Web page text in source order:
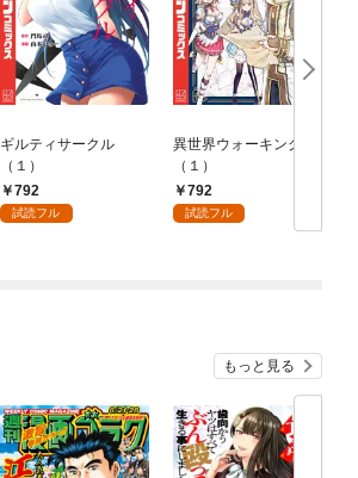
ギルティサークル
（１）
792
試読フル
異世界ウォーキング
（１）
792
試読フル
もっと見る